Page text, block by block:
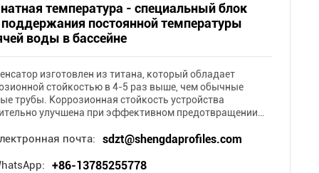
температура - специальный блок
постоянной температуры
воды в бассейне
изготовлен из титана, который обладает
стойкостью в 4-5 раз выше, чем обычные
трубы. Коррозионная стойкость устройства
улучшена при эффективном предотвращении
почта: sdzt@shengdaprofiles.com
+86-13785255778